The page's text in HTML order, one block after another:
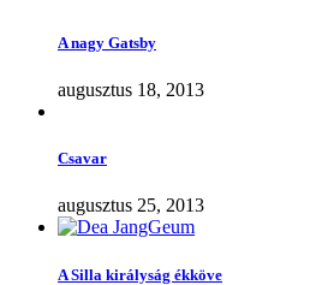
A nagy Gatsby
augusztus 18, 2013
Csavar
augusztus 25, 2013
A Silla királyság ékköve